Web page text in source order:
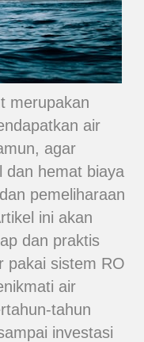
merupakan
air
agar
dan hemat biaya
pemeliharaan
ini akan
dan praktis
pakai sistem RO
air
tahun
investasi